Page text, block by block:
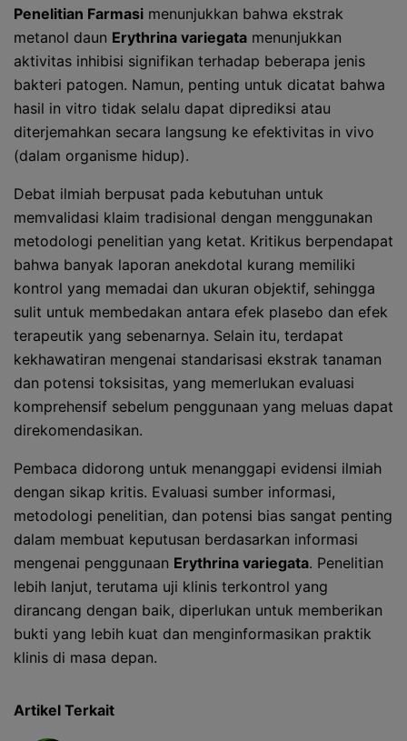
Penelitian Farmasi menunjukkan bahwa ekstrak
metanol daun Erythrina variegata menunjukkan
aktivitas inhibisi signifikan terhadap beberapa jenis
bakteri patogen. Namun, penting untuk dicatat bahwa
hasil in vitro tidak selalu dapat diprediksi atau
diterjemahkan secara langsung ke efektivitas in vivo
(dalam organisme hidup).
Debat ilmiah berpusat pada kebutuhan untuk
memvalidasi klaim tradisional dengan menggunakan
metodologi penelitian yang ketat. Kritikus berpendapat
bahwa banyak laporan anekdotal kurang memiliki
kontrol yang memadai dan ukuran objektif, sehingga
sulit untuk membedakan antara efek plasebo dan efek
terapeutik yang sebenarnya. Selain itu, terdapat
kekhawatiran mengenai standarisasi ekstrak tanaman
dan potensi toksisitas, yang memerlukan evaluasi
komprehensif sebelum penggunaan yang meluas dapat
direkomendasikan.
Pembaca didorong untuk menanggapi evidensi ilmiah
dengan sikap kritis. Evaluasi sumber informasi,
metodologi penelitian, dan potensi bias sangat penting
dalam membuat keputusan berdasarkan informasi
mengenai penggunaan Erythrina variegata. Penelitian
lebih lanjut, terutama uji klinis terkontrol yang
dirancang dengan baik, diperlukan untuk memberikan
bukti yang lebih kuat dan menginformasikan praktik
klinis di masa depan.
Artikel Terkait